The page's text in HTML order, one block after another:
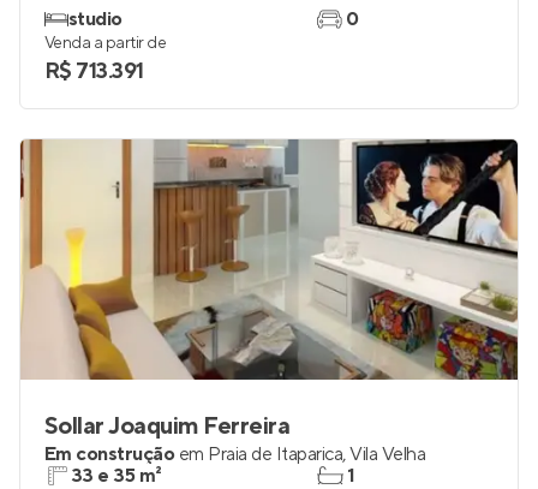
studio
0
Venda a partir de
R$ 713.391
Sollar Joaquim Ferreira
Em construção em Praia de Itaparica,Vila Velha
33 e 35 m²
1